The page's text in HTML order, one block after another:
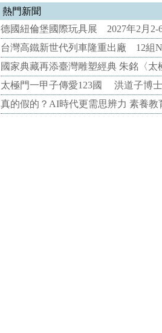
熱門新聞
德國紐倫堡國際玩具展 2027年2月2-
台灣高鐵新世代列車隆重出廠 12組
國家典藏再添臺灣雕塑經典 朱銘〈
太極門一甲子傳愛123國 洪道子博
真的假的？AI時代更需思辨力 素養